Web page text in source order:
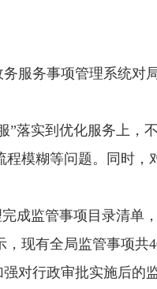
务服务事项管理系统对
”落实到优化服务上，
模糊等问题。同时
成监管事项目录清单
现有全局监管事项共
对行政审批实施后的